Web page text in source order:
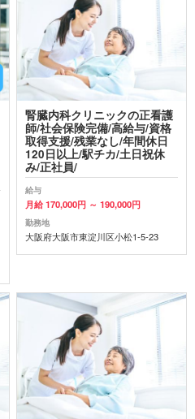
腎臓内科クリニックの正看護
師/社会保険完備/高給与/資格
取得支援/残業なし/年間休日
120日以上/駅チカ/土日祝休
み/正社員/
給与
月給 170,000円 ～ 190,000円
勤務地
大阪府大阪市東淀川区小松1-5-23